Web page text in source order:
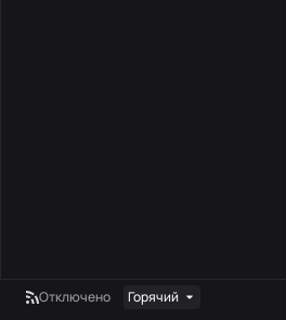
Отключено Горячий